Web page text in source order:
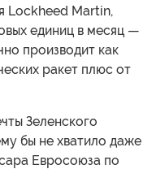
Lockheed Martin,
единиц в месяц —
производит как
ракет плюс от
Зеленского
бы не хватило даже
Евросоюза по